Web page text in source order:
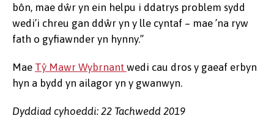
bôn, mae dŵr yn ein helpu i ddatrys problem sydd
wedi’i chreu gan ddŵr yn y lle cyntaf – mae ’na ryw
fath o gyfiawnder yn hynny.”
Mae Tŷ Mawr Wybrnant wedi cau dros y gaeaf erbyn
hyn a bydd yn ailagor yn y gwanwyn.
Dyddiad cyhoeddi: 22 Tachwedd 2019